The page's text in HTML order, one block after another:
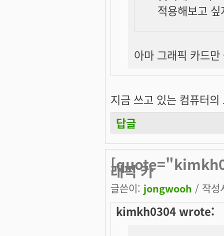
적용해보고
아마 그래픽 카드
지금 쓰고 있는 컴퓨터
답글
래픽 카
글쓴이: jongwooh / 작성
kimkh0304 wrote: